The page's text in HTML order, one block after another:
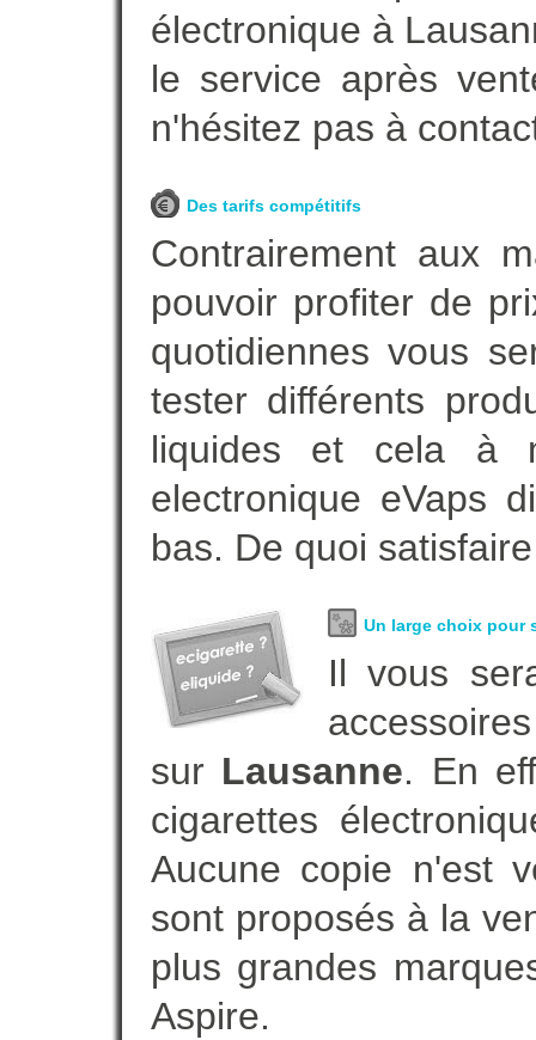
électronique à
le service après
n'hésitez pas à
Des tarifs compétitifs
Contrairement aux
pouvoir profiter de
quotidiennes vous
tester différents
liquides et cela à
electronique eVaps
bas. De quoi
Un large choix pour
Il vous
sur Lausanne. En
cigarettes
Aucune copie n'est
sont proposés à la
plus grandes
Aspire.